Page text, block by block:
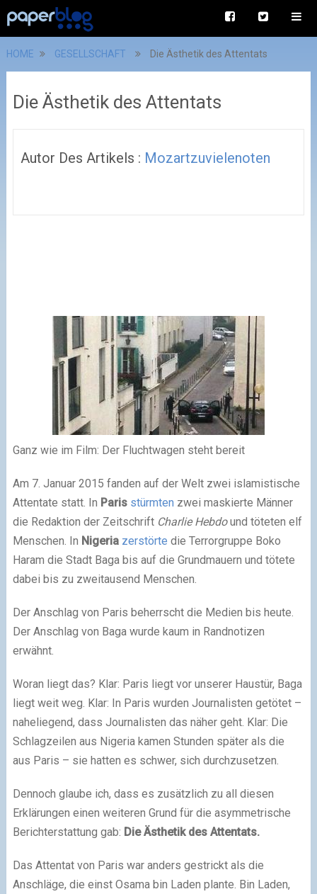
HOME GESELLSCHAFT Die Ästhetik des Attentats
Die Ästhetik des Attentats
Autor Des Artikels : Mozartzuvielenoten
Ganz wie im Film: Der Fluchtwagen steht bereit
Am 7. Januar 2015 fanden auf der Welt zwei islamistische
Attentate statt. In Paris stürmten zwei maskierte Männer
die Redaktion der Zeitschrift Charlie Hebdound töteten elf
Menschen. In Nigeria zerstörte die Terrorgruppe Boko
Haram die Stadt Baga bis auf die Grundmauern und tötete
dabei bis zu zweitausend Menschen.
Der Anschlag von Paris beherrscht die Medien bis heute.
Der Anschlag von Baga wurde kaum in Randnotizen
erwähnt.
Woran liegt das? Klar: Paris liegt vor unserer Haustür, Baga
liegt weit weg. Klar: In Paris wurden Journalisten getötet –
naheliegend, dass Journalisten das näher geht. Klar: Die
Schlagzeilen aus Nigeria kamen Stunden später als die
aus Paris – sie hatten es schwer, sich durchzusetzen.
Dennoch glaube ich, dass es zusätzlich zu all diesen
Erklärungen einen weiteren Grund für die asymmetrische
Berichterstattung gab: Die Ästhetik des Attentats.
Das Attentat von Paris war anders gestrickt als die
Anschläge, die einst Osama bin Laden plante. Bin Laden,